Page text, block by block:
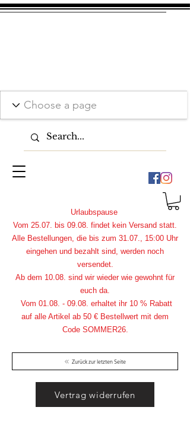
Zurück zur letzten Seite
Urlaubspause
Vom 25.07. bis 09.08. findet kein Versand statt.
Alle Bestellungen, die bis zum 31.07., 15:00 Uhr
eingehen und bezahlt sind, werden noch
versendet.
Ab dem 10.08. sind wir wieder wie gewohnt für
euch da.
Vom 01.08. - 09.08. erhaltet ihr 10 % Rabatt
auf alle Artikel ab 50 € Bestellwert mit dem
Code SOMMER26.
Vertrag widerrufen